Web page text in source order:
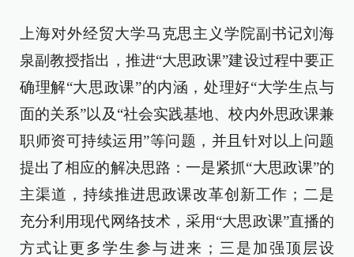
上海对外经贸大学马克思主义学院副书记刘海
泉副教授指出，推进“大思政课”建设过程中要正
确理解“大思政课”的内涵，处理好“大学生点与
面的关系”以及“社会实践基地、校内外思政课兼
职师资可持续运用”等问题，并且针对以上问题
提出了相应的解决思路：一是紧抓“大思政课”的
主渠道，持续推进思政课改革创新工作；二是
充分利用现代网络技术，采用“大思政课”直播的
方式让更多学生参与进来；三是加强顶层设